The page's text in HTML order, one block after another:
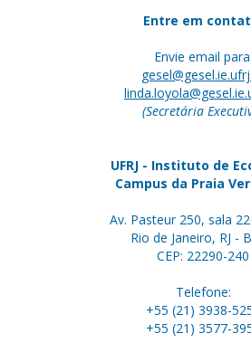
Entre em
Envie email para:
(Secretária
UFRJ - Instituto de
Campus da Praia
Av. Pasteur 250, sala
Rio de Janeiro, RJ -
CEP: 22290-240
Telefone:
+55 (21) 3938-
+55 (21) 3577-